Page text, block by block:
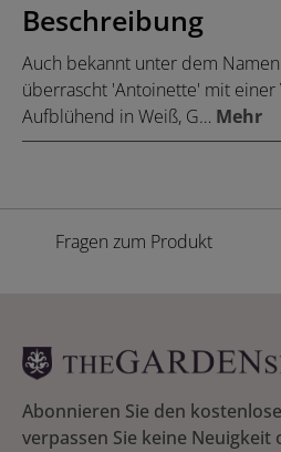
Beschreibung
Auch bekannt unter dem
überrascht 'Antoinette' mit einer
Aufblühend in Weiß, G… Mehr
Fragen zum Produkt
Abonnieren Sie den
verpassen Sie keine Neuigkeit